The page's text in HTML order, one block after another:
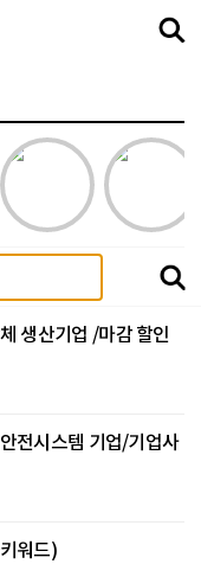
생산기업 /마감 할인
전시스템 기업/기업사
워드)